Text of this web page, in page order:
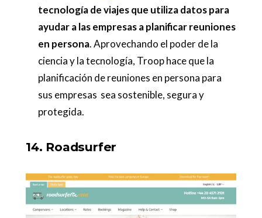
tecnología de viajes que utiliza datos para
ayudar a las empresas a planificar reuniones
en persona. Aprovechando el poder de la
ciencia y la tecnología, Troop hace que la
planificación de reuniones en persona para
sus empresas sea sostenible, segura y
protegida.
14. Roadsurfer